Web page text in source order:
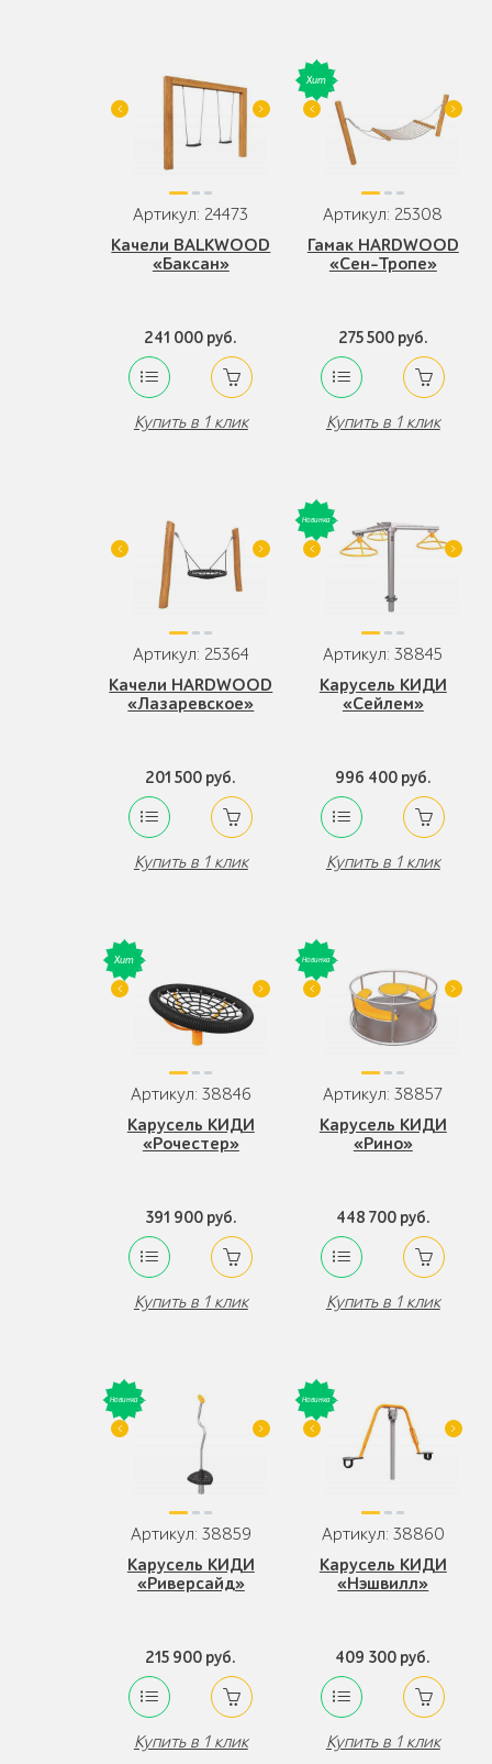
Артикул: 24473
Качели BALKWOOD
«Баксан»
241 000 руб.
Купить в 1 клик
Артикул: 25308
Гамак HARDWOOD
«Сен-Тропе»
275 500 руб.
Купить в 1 клик
Артикул: 25364
Качели HARDWOOD
«Лазаревское»
201 500 руб.
Купить в 1 клик
Артикул: 38845
Карусель КИДИ
«Сейлем»
996 400 руб.
Купить в 1 клик
Артикул: 38846
Карусель КИДИ
«Рочестер»
391 900 руб.
Купить в 1 клик
Артикул: 38857
Карусель КИДИ
«Рино»
448 700 руб.
Купить в 1 клик
Артикул: 38859
Карусель КИДИ
«Риверсайд»
215 900 руб.
Купить в 1 клик
Артикул: 38860
Карусель КИДИ
«Нэшвилл»
409 300 руб.
Купить в 1 клик